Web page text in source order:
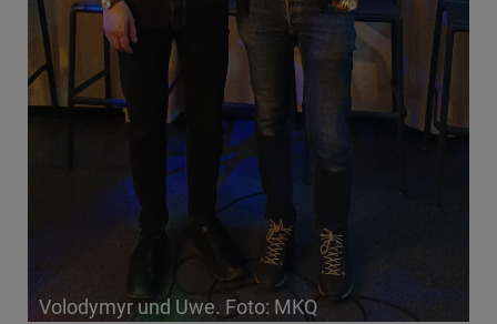
Volodymyr und Uwe. Foto: MKQ